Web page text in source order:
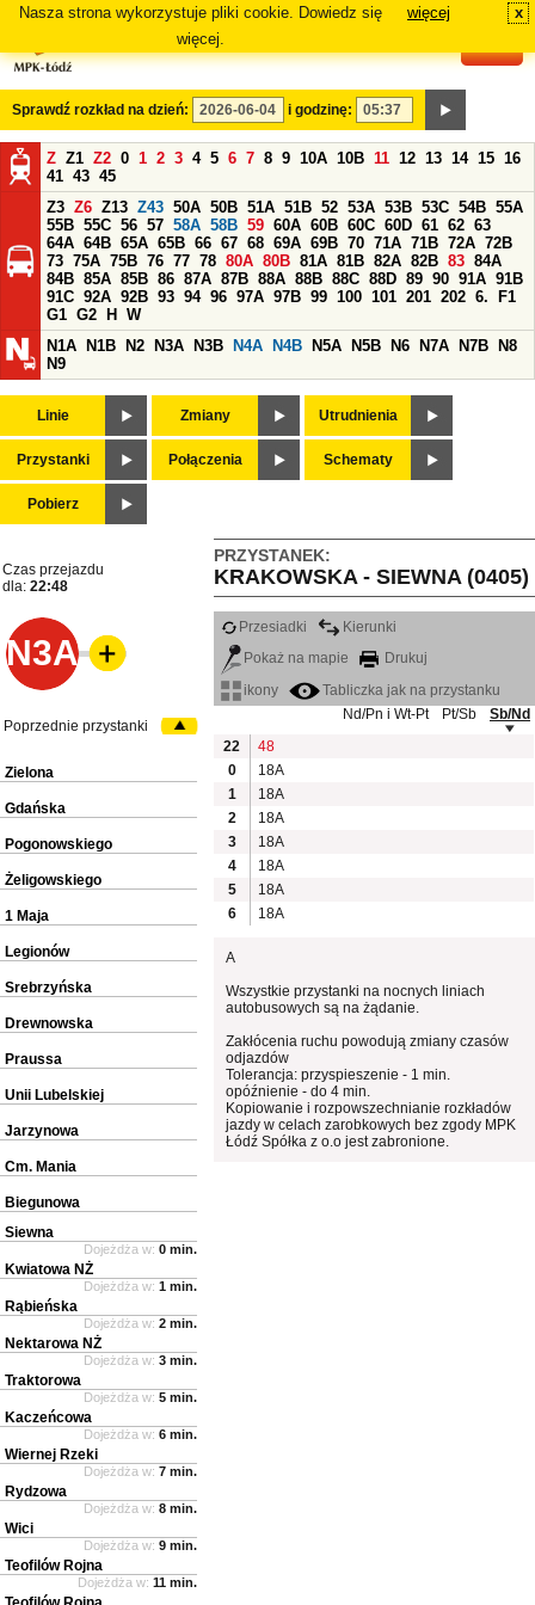
Nasza strona wykorzystuje pliki cookie. Dowiedz się
więcej.
więcej x
Sprawdź rozkład na dzień: i godzinę:
Z Z1 Z2 0 1 2 3 4 5 6 7 8 9 10A 10B 11 12 13 14 15 16
41 43 45
Z3 Z6 Z13 Z43 50A 50B 51A 51B 52 53A 53B 53C 54B 55A
55B 55C 56 57 58A 58B 59 60A 60B 60C 60D 61 62 63
64A 64B 65A 65B 66 67 68 69A 69B 70 71A 71B 72A 72B
73 75A 75B 76 77 78 80A 80B 81A 81B 82A 82B 83 84A
84B 85A 85B 86 87A 87B 88A 88B 88C 88D 89 90 91A 91B
91C 92A 92B 93 94 96 97A 97B 99 100 101 201 202 6.
F1
G1 G2 H
W
N1A
N1B N2 N3A N3B N4A N4B N5A N5B N6 N7A N7B
N8
N9
Linie Zmiany Utrudnienia
Przystanki Połączenia Schematy
Pobierz
PRZYSTANEK:
KRAKOWSKA - SIEWNA (0405)
Czas przejazdu
dla: 22:48
N3A
Przesiadki
Kierunki
Pokaż na mapie
Drukuj
ikony
Tabliczka jak na przystanku
Nd/Pn i Wt-Pt
Pt/Sb
Sb/Nd
22
48
0
18A
1
18A
2
18A
3
18A
4
18A
5
18A
6
18A
A
Wszystkie przystanki na nocnych liniach
autobusowych są na żądanie.
Zakłócenia ruchu powodują zmiany czasów
odjazdów
Tolerancja: przyspieszenie - 1 min.
opóźnienie - do 4 min.
Kopiowanie i rozpowszechnianie rozkładów
jazdy w celach zarobkowych bez zgody MPK
Łódź Spółka z o.o jest zabronione.
Poprzednie przystanki
Zielona
Gdańska
Pogonowskiego
Żeligowskiego
1 Maja
Legionów
Srebrzyńska
Drewnowska
Praussa
Unii Lubelskiej
Jarzynowa
Cm. Mania
Biegunowa
Siewna
Dojeżdża w: 0 min.
Kwiatowa NŻ
Dojeżdża w: 1 min.
Rąbieńska
Dojeżdża w: 2 min.
Nektarowa NŻ
Dojeżdża w: 3 min.
Traktorowa
Dojeżdża w: 5 min.
Kaczeńcowa
Dojeżdża w: 6 min.
Wiernej Rzeki
Dojeżdża w: 7 min.
Rydzowa
Dojeżdża w: 8 min.
Wici
Dojeżdża w: 9 min.
Teofilów Rojna
Dojeżdża w: 11 min.